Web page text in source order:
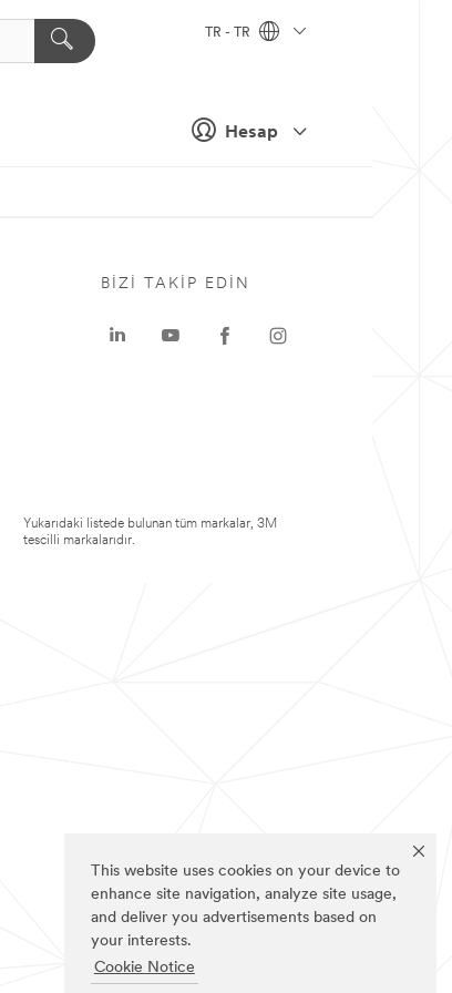
This website uses cookies on your device to
enhance site navigation, analyze site usage,
and deliver you advertisements based on
your interests.
Cookie Notice
Hesap
TR - TR
BIZI TAKIP EDIN
Yukarıdaki listede bulunan tüm markalar, 3M
tescilli markalarıdır.